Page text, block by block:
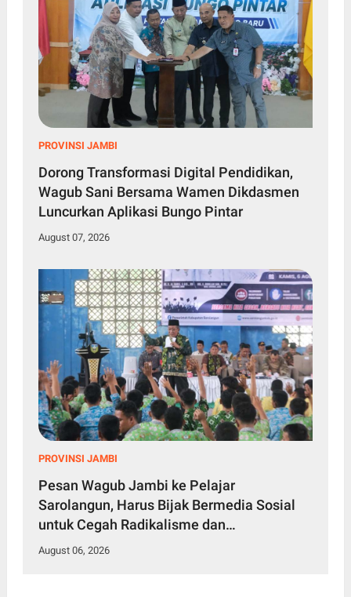
PROVINSI JAMBI
Dorong Transformasi Digital Pendidikan,
Wagub Sani Bersama Wamen Dikdasmen
Luncurkan Aplikasi Bungo Pintar
August 07, 2026
PROVINSI JAMBI
Pesan Wagub Jambi ke Pelajar
Sarolangun, Harus Bijak Bermedia Sosial
untuk Cegah Radikalisme dan
Perundungan
August 06, 2026